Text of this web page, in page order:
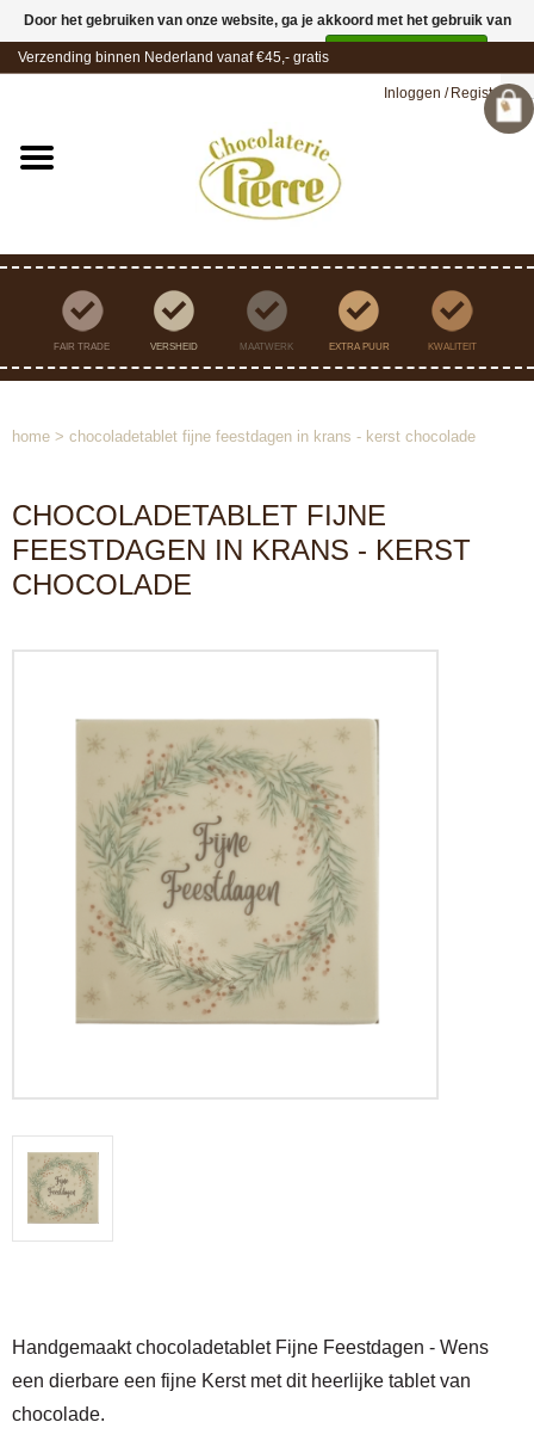
Verzending binnen Nederland vanaf €45,- gratis
Inloggen / Registreren
FAIR TRADE VERSHEID MAATWERK EXTRA PUUR KWALITEIT
home > chocoladetablet fijne feestdagen in krans - kerst chocolade
CHOCOLADETABLET FIJNE
FEESTDAGEN IN KRANS - KERST
CHOCOLADE
Handgemaakt chocoladetablet Fijne Feestdagen - Wens
een dierbare een fijne Kerst met dit heerlijke tablet van
chocolade.
Door het gebruiken van onze website, ga je akkoord met het gebruik van
cookies om onze website te verbeteren.
Meer over cookies »